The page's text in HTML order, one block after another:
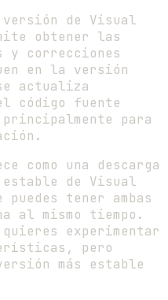
versión de Visual
obtener las
correcciones
en la versión
actualiza
código fuente
para
como una descarga
de Visual
tener ambas
al mismo tiempo.
experimentar
pero
más estable